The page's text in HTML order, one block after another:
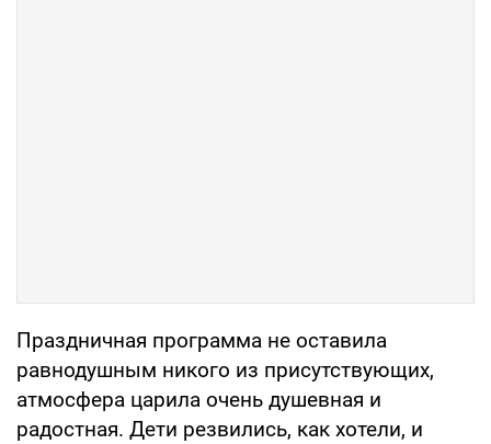
Праздничная программа не оставила
равнодушным никого из присутствующих,
атмосфера царила очень душевная и
радостная. Дети резвились, как хотели, и